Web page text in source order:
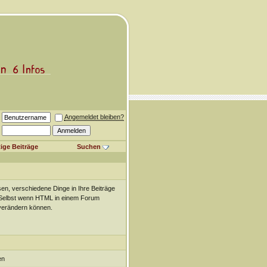
Angemeldet bleiben?
Beiträge Suchen
verschiedene Dinge in Ihre Beiträge
wenn HTML in einem Forum
können.